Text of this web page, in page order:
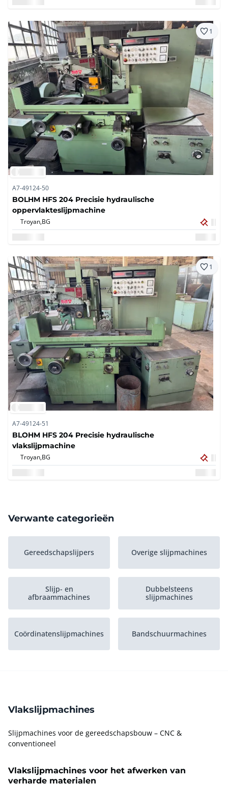
1
A7-49124-50
BOLHM HFS 204 Precisie hydraulische
oppervlakteslijpmachine
Troyan,BG
1
A7-49124-51
BLOHM HFS 204 Precisie hydraulische
vlakslijpmachine
Troyan,BG
Verwante categorieën
Gereedschapslijpers Overige slijpmachines
Slijp- en
afbraammachines
Dubbelsteens
slijpmachines
Coördinatenslijpmachines Bandschuurmachines
Slijpmachines op voet
Vlakslijpmachines
Slijpmachines voor de gereedschapsbouw – CNC &
conventioneel
Vlakslijpmachines voor het afwerken van
verharde materialen